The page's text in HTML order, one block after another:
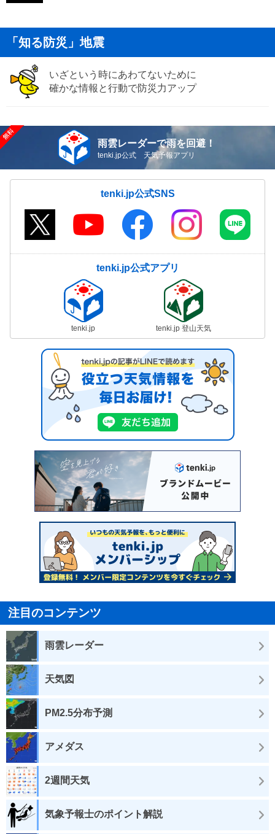
「知る防災」地震
いざという時にあわてないために
確かな情報と行動で防災力アップ
雨雲レーダーで雨を回避！
tenki.jp公式 天気予報アプリ
tenki.jp公式SNS
tenki.jp公式アプリ
tenki.jp tenki.jp 登山天気
注目のコンテンツ
雨雲レーダー
天気図
PM2.5分布予測
アメダス
2週間天気
気象予報士のポイント解説